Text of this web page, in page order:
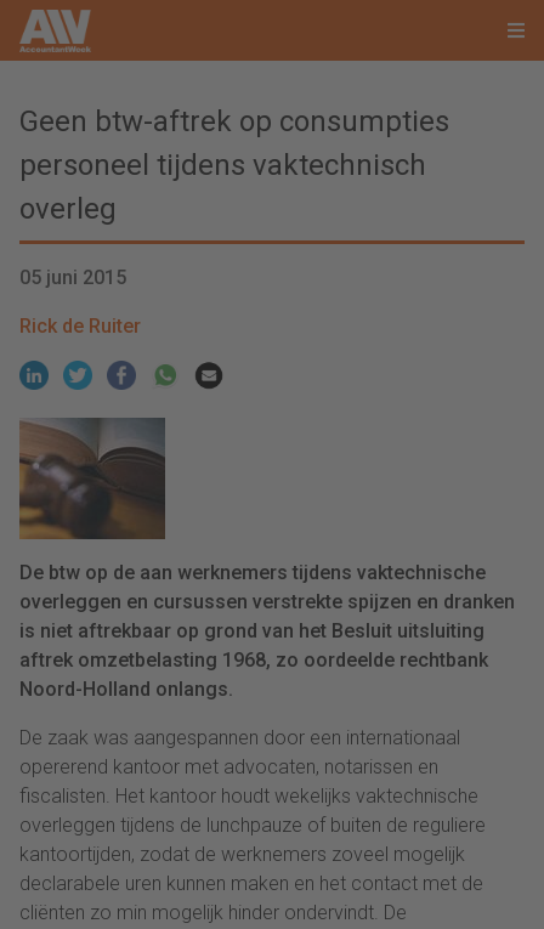
Geen btw-aftrek op consumpties
personeel tijdens vaktechnisch
overleg
05 juni 2015
Rick de Ruiter
De btw op de aan werknemers tijdens vaktechnische
overleggen en cursussen verstrekte spijzen en dranken
is niet aftrekbaar op grond van het Besluit uitsluiting
aftrek omzetbelasting 1968, zo oordeelde rechtbank
Noord-Holland onlangs.
De zaak was aangespannen door een internationaal
opererend kantoor met advocaten, notarissen en
fiscalisten. Het kantoor houdt wekelijks vaktechnische
overleggen tijdens de lunchpauze of buiten de reguliere
kantoortijden, zodat de werknemers zoveel mogelijk
declarabele uren kunnen maken en het contact met de
cliënten zo min mogelijk hinder ondervindt. De